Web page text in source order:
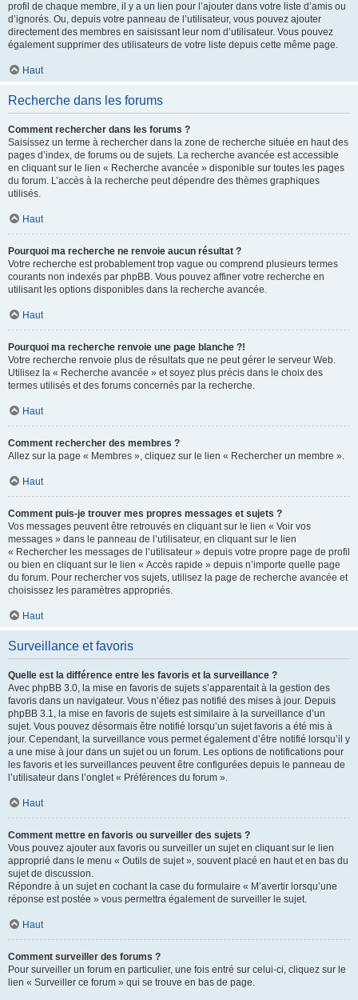
profil de chaque membre, il y a un lien pour l’ajouter dans votre liste d’amis ou
d’ignorés. Ou, depuis votre panneau de l’utilisateur, vous pouvez ajouter
directement des membres en saisissant leur nom d’utilisateur. Vous pouvez
également supprimer des utilisateurs de votre liste depuis cette même page.
Haut
Recherche dans les forums
Comment rechercher dans les forums ?
Saisissez un terme à rechercher dans la zone de recherche située en haut des
pages d’index, de forums ou de sujets. La recherche avancée est accessible
en cliquant sur le lien « Recherche avancée » disponible sur toutes les pages
du forum. L’accès à la recherche peut dépendre des thèmes graphiques
utilisés.
Haut
Pourquoi ma recherche ne renvoie aucun résultat ?
Votre recherche est probablement trop vague ou comprend plusieurs termes
courants non indexés par phpBB. Vous pouvez affiner votre recherche en
utilisant les options disponibles dans la recherche avancée.
Haut
Pourquoi ma recherche renvoie une page blanche ?!
Votre recherche renvoie plus de résultats que ne peut gérer le serveur Web.
Utilisez la « Recherche avancée » et soyez plus précis dans le choix des
termes utilisés et des forums concernés par la recherche.
Haut
Comment rechercher des membres ?
Allez sur la page « Membres », cliquez sur le lien « Rechercher un membre ».
Haut
Comment puis-je trouver mes propres messages et sujets ?
Vos messages peuvent être retrouvés en cliquant sur le lien « Voir vos
messages » dans le panneau de l’utilisateur, en cliquant sur le lien
« Rechercher les messages de l’utilisateur » depuis votre propre page de profil
ou bien en cliquant sur le lien « Accès rapide » depuis n’importe quelle page
du forum. Pour rechercher vos sujets, utilisez la page de recherche avancée et
choisissez les paramètres appropriés.
Haut
Surveillance et favoris
Quelle est la différence entre les favoris et la surveillance ?
Avec phpBB 3.0, la mise en favoris de sujets s’apparentait à la gestion des
favoris dans un navigateur. Vous n’étiez pas notifié des mises à jour. Depuis
phpBB 3.1, la mise en favoris de sujets est similaire à la surveillance d’un
sujet. Vous pouvez désormais être notifié lorsqu’un sujet favoris a été mis à
jour. Cependant, la surveillance vous permet également d’être notifié lorsqu’il y
a une mise à jour dans un sujet ou un forum. Les options de notifications pour
les favoris et les surveillances peuvent être configurées depuis le panneau de
l’utilisateur dans l’onglet « Préférences du forum ».
Haut
Comment mettre en favoris ou surveiller des sujets ?
Vous pouvez ajouter aux favoris ou surveiller un sujet en cliquant sur le lien
approprié dans le menu « Outils de sujet », souvent placé en haut et en bas du
sujet de discussion.
Répondre à un sujet en cochant la case du formulaire « M’avertir lorsqu’une
réponse est postée » vous permettra également de surveiller le sujet.
Haut
Comment surveiller des forums ?
Pour surveiller un forum en particulier, une fois entré sur celui-ci, cliquez sur le
lien « Surveiller ce forum » qui se trouve en bas de page.